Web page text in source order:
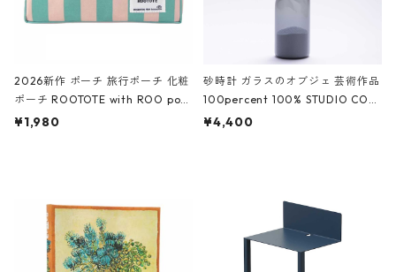
2026新作 ポーチ 旅行ポーチ 化粧
ポーチ ROOTOTE with ROO pou
ch 3532 ルートート WR.ポーチ.ラ
¥1,980
砂時計 ガラスのオブジェ 芸術作品
100percent 100% STUDIO COH
AKU Timeless 100パーセント ス
¥4,400